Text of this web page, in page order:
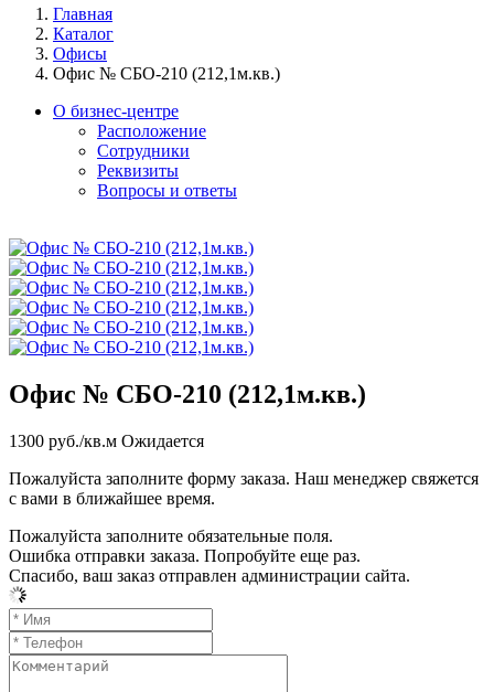
Главная
Каталог
Офисы
Офис № СБО-210 (212,1м.кв.)
О бизнес-центре
Расположение
Сотрудники
Реквизиты
Вопросы и ответы
Офис № СБО-210 (212,1м.кв.)
1300 руб./кв.м Ожидается
Пожалуйста заполните форму заказа. Наш менеджер свяжется
с вами в ближайшее время.
Пожалуйста заполните обязательные поля.
Ошибка отправки заказа. Попробуйте еще раз.
Спасибо, ваш заказ отправлен администрации сайта.